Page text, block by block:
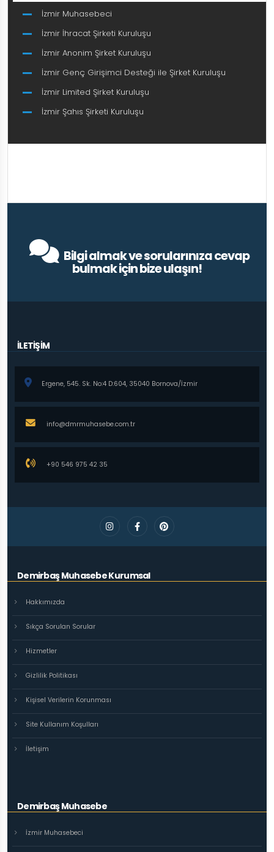
İzmir Muhasebeci
İzmir İhracat Şirketi Kuruluşu
İzmir Anonim Şirket Kuruluşu
İzmir Genç Girişimci Desteği ile Şirket Kuruluşu
İzmir Limited Şirket Kuruluşu
İzmir Şahıs Şirketi Kuruluşu
Bilgi almak ve sorularınıza cevap
bulmak için bize ulaşın!
İLETİŞİM
Ergene, 545. Sk. No:4 D:604, 35040 Bornova/İzmir
info@dmrmuhasebe.com.tr
+90 546 975 42 35
Demirbaş Muhasebe Kurumsal
Hakkımızda
Sıkça Sorulan Sorular
Hizmetler
Gizlilik Politikası
Kişisel Verilerin Korunması
Site Kullanım Koşulları
İletişim
Demirbaş Muhasebe
İzmir Muhasebeci